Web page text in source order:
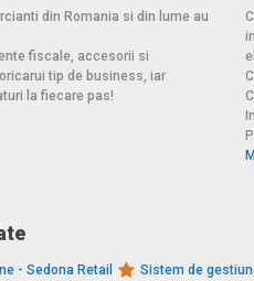
din Romania si din lume au
fiscale, accesorii si
tip de business, iar
la fiecare pas!
- Sedona Retail
Sistem de